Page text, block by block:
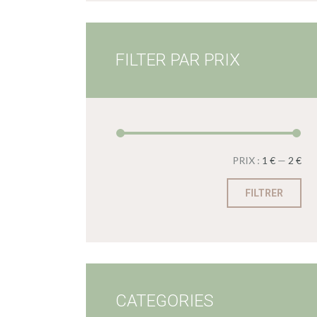
FILTER PAR PRIX
FILTRER
PRIX : 1 €— 2 €
CATEGORIES